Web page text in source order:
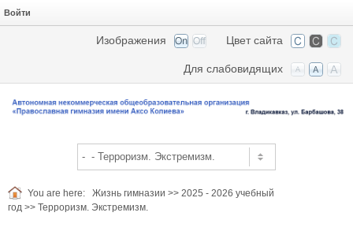
Войти
Цвет сайта
Изображения
Для слабовидящих
You are here: Жизнь гимназии >> 2025 - 2026 учебный
год >> Терроризм. Экстремизм.